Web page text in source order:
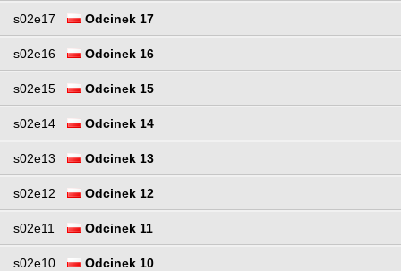
s02e17 Odcinek 17
s02e16 Odcinek 16
s02e15 Odcinek 15
s02e14 Odcinek 14
s02e13 Odcinek 13
s02e12 Odcinek 12
s02e11 Odcinek 11
s02e10 Odcinek 10